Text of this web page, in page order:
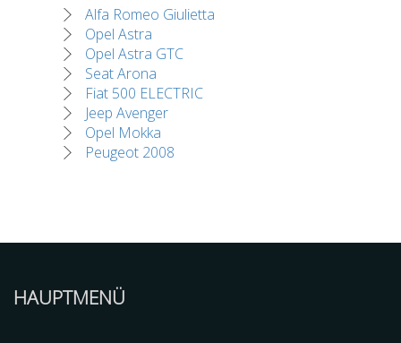
Alfa Romeo Giulietta
Opel Astra
Opel Astra GTC
Seat Arona
Fiat 500 ELECTRIC
Jeep Avenger
Opel Mokka
Peugeot 2008
HAUPTMENÜ